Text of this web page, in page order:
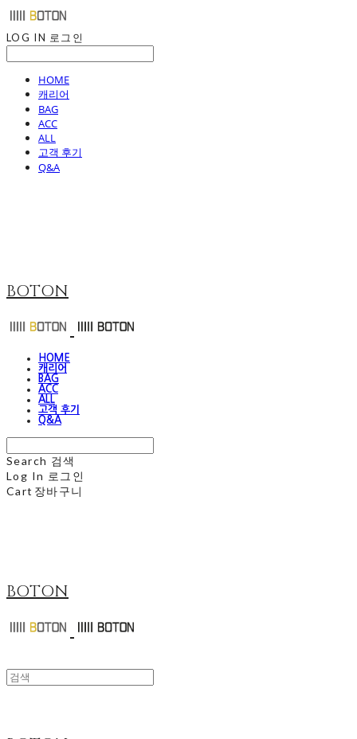
LOG IN 로그인
HOME
캐리어
BAG
ACC
ALL
고객 후기
Q&A
BOTON
HOME
캐리어
BAG
ACC
ALL
고객 후기
Q&A
Search 검색
Log In 로그인
Cart 장바구니
BOTON